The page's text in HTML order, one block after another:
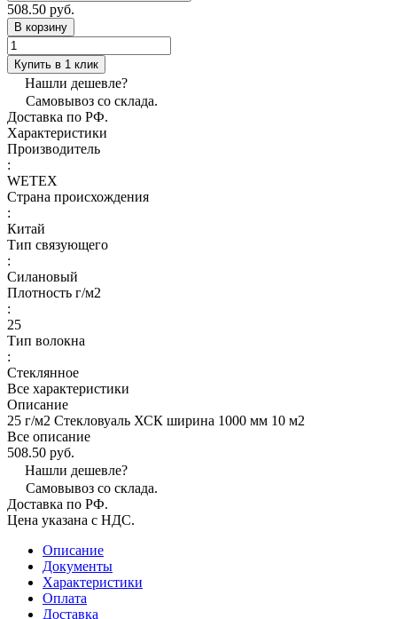
508.50 руб.
В корзину
Купить в 1 клик
Нашли дешевле?
Самовывоз со склада.
Доставка по РФ.
Характеристики
Производитель
:
WETEX
Страна происхождения
:
Китай
Тип связующего
:
Силановый
Плотность г/м2
:
25
Тип волокна
:
Стеклянное
Все характеристики
Описание
25 г/м2 Стекловуаль ХСК ширина 1000 мм 10 м2
Все описание
508.50 руб.
Нашли дешевле?
Самовывоз со склада.
Доставка по РФ.
Цена указана с НДС.
Описание
Документы
Характеристики
Оплата
Доставка